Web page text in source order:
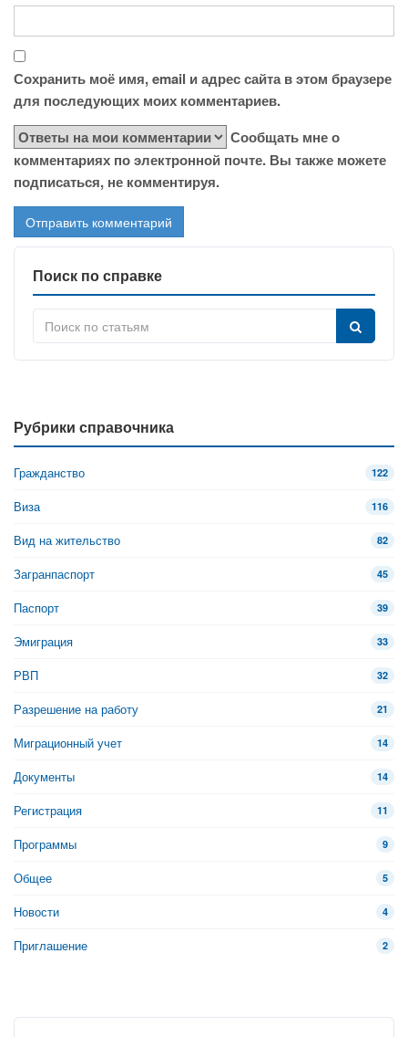
Сохранить моё имя, email и адрес сайта в этом браузере
для последующих моих комментариев.
Сообщать мне о
комментариях по электронной почте. Вы также можете
подписаться, не комментируя.
Поиск по справке
Рубрики справочника
Гражданство 122
Виза 116
Вид на жительство 82
Загранпаспорт 45
Паспорт 39
Эмиграция 33
РВП 32
Разрешение на работу 21
Миграционный учет 14
Документы 14
Регистрация 11
Программы 9
Общее 5
Новости 4
Приглашение 2